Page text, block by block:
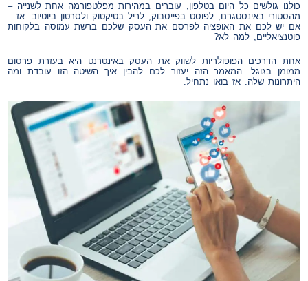
כולנו גולשים כל היום בטלפון, עוברים במהירות מפלטפורמה אחת לשנייה –
מהסטורי באינסטגרם, לפוסט בפייסבוק, לריל בטיקטוק ולסרטון ביוטיוב. אז…
אם יש לכם את האופציה לפרסם את העסק שלכם ברשת עמוסה בלקוחות
פוטנציאליים, למה לא?
אחת הדרכים הפופולריות לשווק את העסק באינטרנט היא בעזרת פרסום
ממומן בגוגל. המאמר הזה יעזור לכם להבין איך השיטה הזו עובדת ומה
היתרונות שלה. אז בואו נתחיל.